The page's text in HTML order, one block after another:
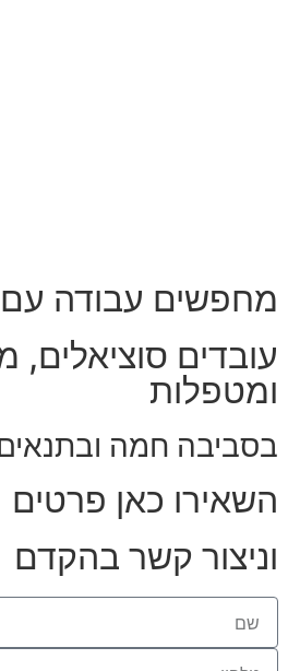
עבודה עם
סוציאלים,
חמה ובתנאים
כאן פרטים
קשר בהקדם